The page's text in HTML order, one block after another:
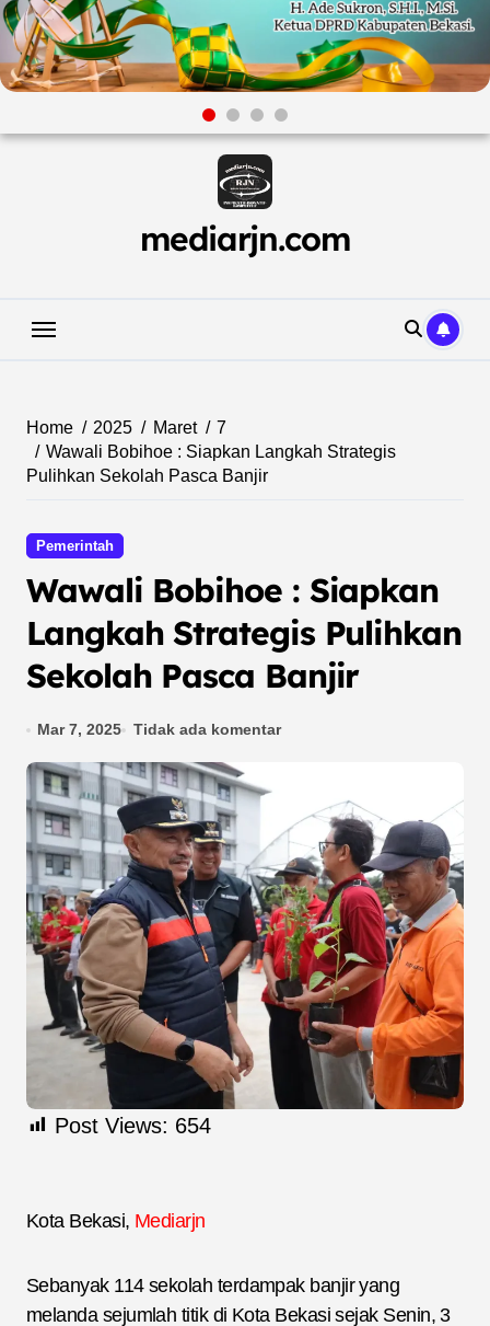
Skip
mediarjn.com
Home 2025 Maret
7
Wawali Bobihoe : Siapkan Langkah Strategis
Pulihkan Sekolah Pasca Banjir
Pemerintah
Wawali Bobihoe : Siapkan
Langkah Strategis Pulihkan
Sekolah Pasca Banjir
Mar 7, 2025 Tidak ada komentar
Post Views: 654
Kota Bekasi, Mediarjn
Sebanyak 114 sekolah terdampak banjir yang
melanda sejumlah titik di Kota Bekasi sejak Senin, 3